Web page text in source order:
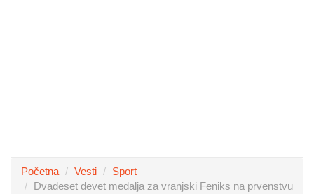
Početna Vesti
Sport
Dvadeset devet medalja za vranjski Feniks na prvenstvu